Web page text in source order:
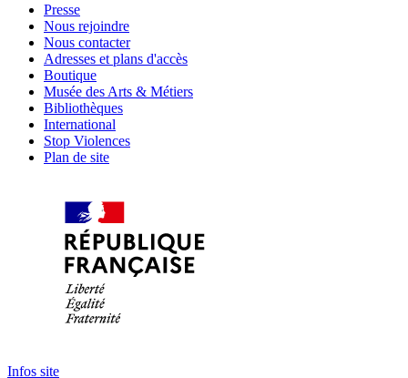
Presse
Nous rejoindre
Nous contacter
Adresses et plans d'accès
Boutique
Musée des Arts & Métiers
Bibliothèques
International
Stop Violences
Plan de site
Infos site